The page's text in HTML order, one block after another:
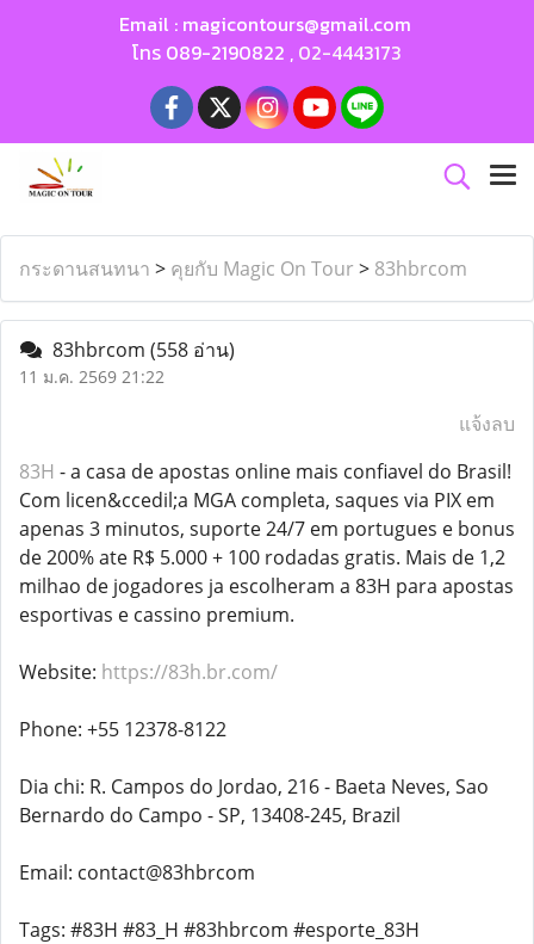
Email : magicontours@gmail.com
โทร 089-2190822 , 02-4443173
กระดานสนทนา > คุยกับ Magic On Tour > 83hbrcom
83hbrcom (558 อ่าน)
11 ม.ค. 2569 21:22
แจ้งลบ
83H - a casa de apostas online mais confiavel do Brasil!
Com licen&ccedil;a MGA completa, saques via PIX em
apenas 3 minutos, suporte 24/7 em portugues e bonus
de 200% ate R$ 5.000 + 100 rodadas gratis. Mais de 1,2
milhao de jogadores ja escolheram a 83H para apostas
esportivas e cassino premium.
Website: https://83h.br.com/
Phone: +55 12378-8122
Dia chi: R. Campos do Jordao, 216 - Baeta Neves, Sao
Bernardo do Campo - SP, 13408-245, Brazil
Email: contact@83hbrcom
Tags: #83H #83_H #83hbrcom #esporte_83H